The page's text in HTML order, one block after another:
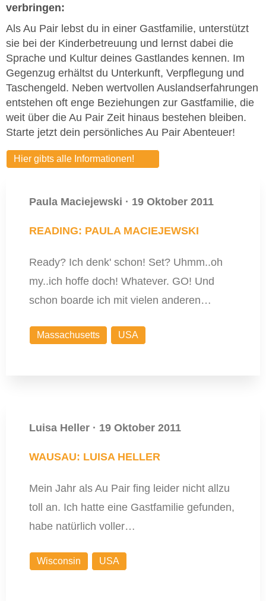
verbringen:
Als Au Pair lebst du in einer Gastfamilie, unterstützt
sie bei der Kinderbetreuung und lernst dabei die
Sprache und Kultur deines Gastlandes kennen. Im
Gegenzug erhältst du Unterkunft, Verpflegung und
Taschengeld. Neben wertvollen Auslandserfahrungen
entstehen oft enge Beziehungen zur Gastfamilie, die
weit über die Au Pair Zeit hinaus bestehen bleiben.
Starte jetzt dein persönliches Au Pair Abenteuer!
Hier gibts alle Informationen!
Paula Maciejewski · 19 Oktober 2011
READING: PAULA MACIEJEWSKI
Ready? Ich denk' schon! Set? Uhmm..oh
my..ich hoffe doch! Whatever. GO! Und
schon boarde ich mit vielen anderen…
Massachusetts USA
Luisa Heller · 19 Oktober 2011
WAUSAU: LUISA HELLER
Mein Jahr als Au Pair fing leider nicht allzu
toll an. Ich hatte eine Gastfamilie gefunden,
habe natürlich voller…
Wisconsin USA